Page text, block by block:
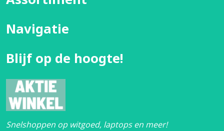
Navigatie
Blijf op de hoogte!
Snelshoppen op witgoed, laptops en meer!